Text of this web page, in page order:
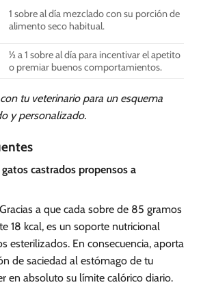
1 sobre al día mezclado con su porción de
alimento seco habitual.
½ a 1 sobre al día para incentivar el apetito
o premiar buenos comportamientos.
tu veterinario para un esquema
y personalizado.
castrados propensos a
a que cada sobre de 85 gramos
18 kcal, es un soporte nutricional
esterilizados. En consecuencia, aporta
de saciedad al estómago de tu
en absoluto su límite calórico diario.